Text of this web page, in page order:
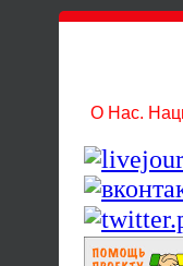
О Нас.